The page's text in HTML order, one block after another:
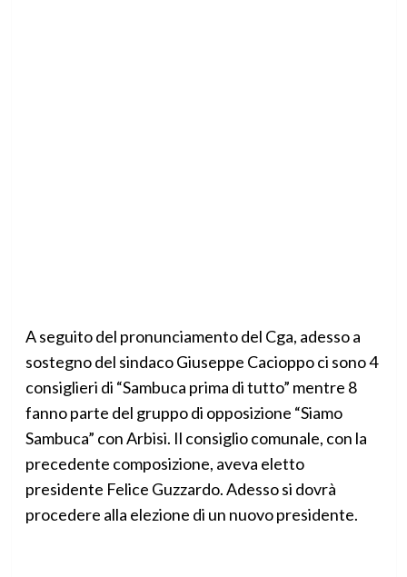
A seguito del pronunciamento del Cga, adesso a
sostegno del sindaco Giuseppe Cacioppo ci sono 4
consiglieri di “Sambuca prima di tutto” mentre 8
fanno parte del gruppo di opposizione “Siamo
Sambuca” con Arbisi. Il consiglio comunale, con la
precedente composizione, aveva eletto
presidente Felice Guzzardo. Adesso si dovrà
procedere alla elezione di un nuovo presidente.